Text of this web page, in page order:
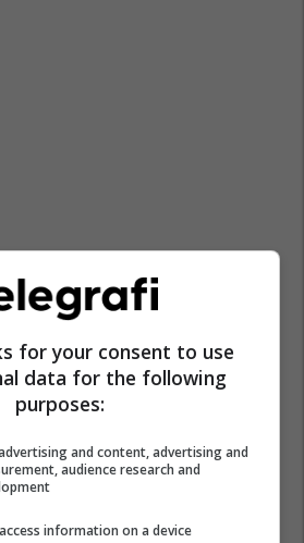
for your consent to use
data for the following
purposes:
and content, advertising and
audience research and
information on a device